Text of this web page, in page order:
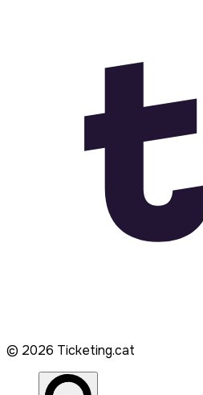
© 2026 Ticketing.cat